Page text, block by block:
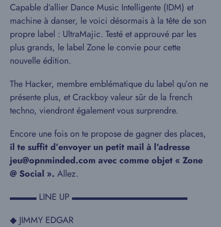
Capable d’allier Dance Music Intelligente (IDM) et
machine à danser, le voici désormais à la tête de son
propre label : UltraMajic. Testé et approuvé par les
plus grands, le label Zone le convie pour cette
nouvelle édition.
The Hacker, membre emblématique du label qu’on ne
présente plus, et Crackboy valeur sûr de la french
techno, viendront également vous surprendre.
Encore une fois on te propose de gagner des places,
il te suffit d’envoyer un petit mail à l’adresse
jeu@opnminded.com avec comme objet « Zone
@ Social ». Allez.
▬▬▬ LINE UP ▬▬▬▬▬▬▬▬▬▬▬▬▬
◆ JIMMY EDGAR